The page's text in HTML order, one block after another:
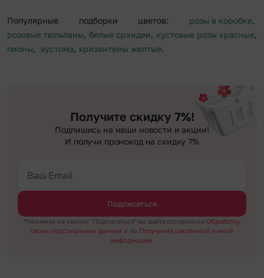
Популярные подборки цветов: розы в коробке,
розовые тюльпаны, белые орхидеи, кустовые розы красные,
пионы, эустома, хризантемы желтые.
Получите скидку 7%!
Подпишись на наши новости и акции!
И получи промокод на скидку 7%
Подписаться
*Нажимая на кнопку "Подписаться" вы даёте согласие на Обработку
своих персональных данных и на Получение рекламной и иной
информации.